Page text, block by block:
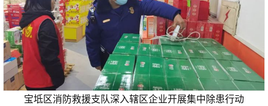
宝坻区消防救援支队深入辖区企业开展集中除患行动